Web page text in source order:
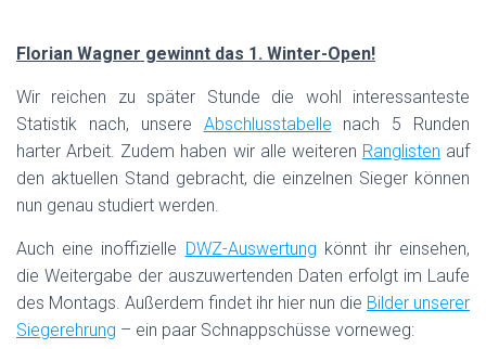
Florian Wagner gewinnt das 1. Winter-Open!
Wir reichen zu später Stunde die wohl interessanteste
Statistik nach, unsere Abschlusstabelle nach 5 Runden
harter Arbeit. Zudem haben wir alle weiteren Ranglisten auf
den aktuellen Stand gebracht, die einzelnen Sieger können
nun genau studiert werden.
Auch eine inoffizielle DWZ-Auswertung könnt ihr einsehen,
die Weitergabe der auszuwertenden Daten erfolgt im Laufe
des Montags. Außerdem findet ihr hier nun die Bilder unserer
Siegerehrung – ein paar Schnappschüsse vorneweg: